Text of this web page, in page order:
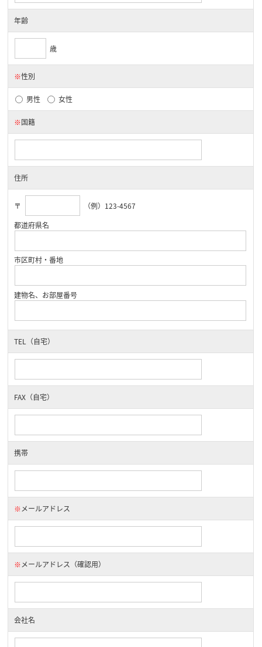
年齢
歳
※性別
男性 女性
※国籍
住所
〒
（例）123-4567
都道府県名
市区町村・番地
建物名、お部屋番号
TEL（自宅）
FAX（自宅）
携帯
※メールアドレス
※メールアドレス（確認用）
会社名